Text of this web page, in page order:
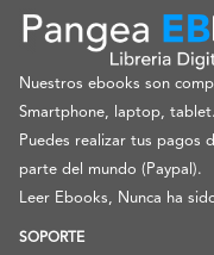
Nuestros ebooks son
Smartphone, laptop, tablet.
Puedes realizar tus pagos
parte del mundo (Paypal).
Leer Ebooks, Nunca ha
SOPORTE